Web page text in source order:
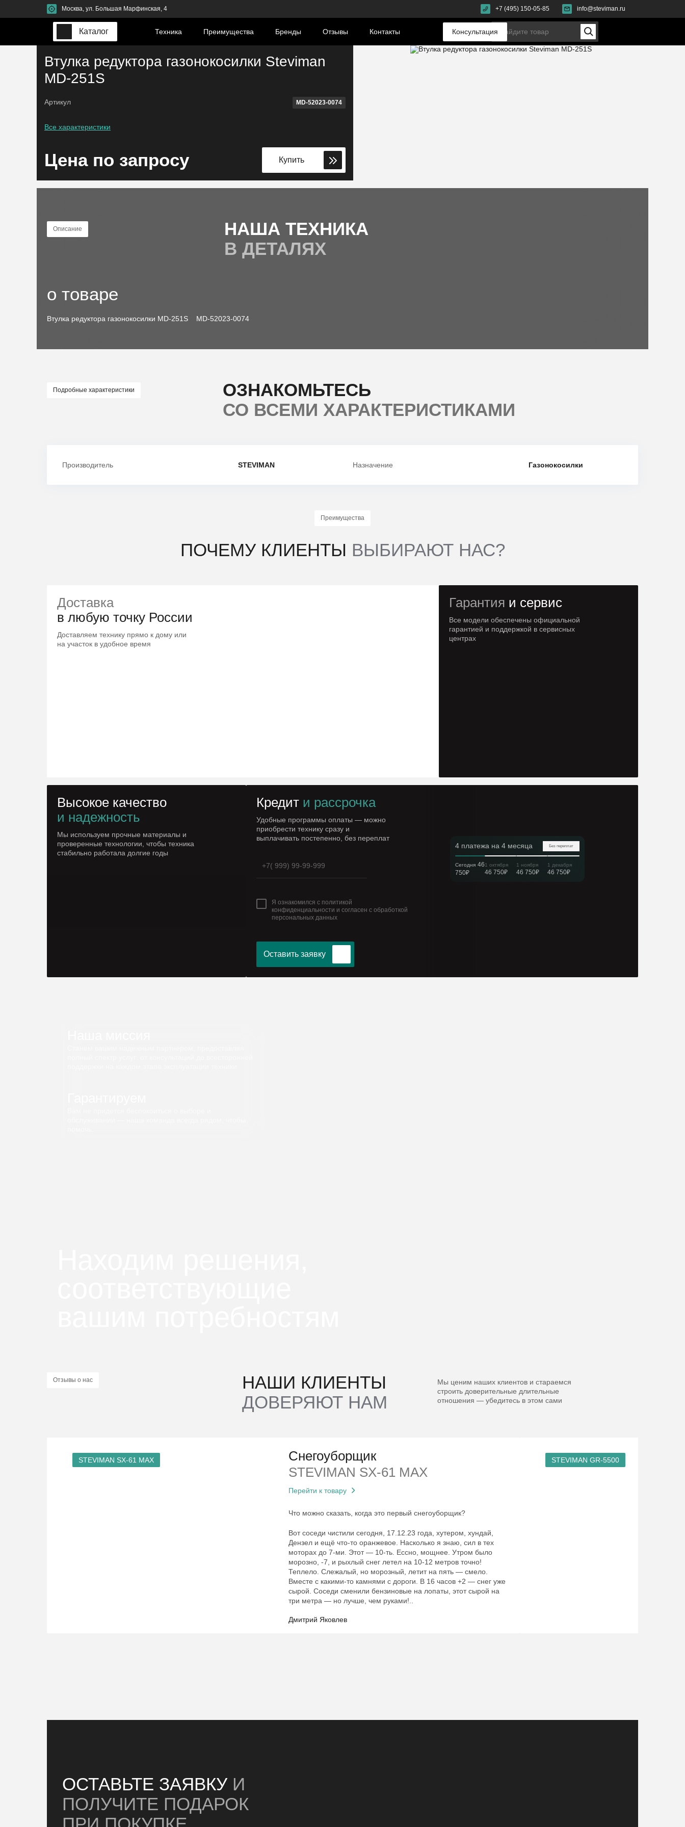
Москва, ул. Большая Марфинская, 4 +7 (495) 150-05-85 info@steviman.ru
Каталог Техника Преимущества Бренды Отзывы Контакты Консультация
Втулка редуктора газонокосилки Steviman
MD-251S
Артикул MD-52023-0074
Все характеристики
Цена по запросу Купить
Описание
НАША ТЕХНИКА
В ДЕТАЛЯХ
о товаре
Втулка редуктора газонокосилки MD-251S MD-52023-0074
Подробные характеристики
ОЗНАКОМЬТЕСЬ
СО ВСЕМИ ХАРАКТЕРИСТИКАМИ
Производитель STEVIMAN Назначение Газонокосилки
Преимущества
ПОЧЕМУ КЛИЕНТЫ ВЫБИРАЮТ НАС?
Доставка
в любую точку России
Доставляем технику прямо к дому или
на участок в удобное время
Гарантия и сервис
Все модели обеспечены официальной
гарантией и поддержкой в сервисных
центрах
Высокое качество
и надежность
Мы используем прочные материалы и
проверенные технологии, чтобы техника
стабильно работала долгие годы
Кредит и рассрочка
Удобные программы оплаты — можно
приобрести технику сразу и
выплачивать постепенно, без переплат
Я ознакомился с политикой
конфиденциальности и согласен с обработкой
персональных данных
Оставить заявку
4 платежа на 4 месяца Без переплат
Сегодня 46
750₽
1 октября
46 750₽
1 ноября
46 750₽
1 декабря
46 750₽
Отзывы о нас
НАШИ КЛИЕНТЫ
ДОВЕРЯЮТ НАМ
Мы ценим наших клиентов и стараемся
строить доверительные длительные
отношения — убедитесь в этом сами
Снегоуборщик
STEVIMAN SX-61 MAX
Перейти к товару
Что можно сказать, когда это первый снегоуборщик?
Вот соседи чистили сегодня, 17.12.23 года, хутером, хундай,
Дензел и ещё что-то оранжевое. Насколько я знаю, сил в тех
моторах до 7-ми. Этот — 10-ть. Ессно, мощнее. Утром было
морозно, -7, и рыхлый снег летел на 10-12 метров точно!
Теплело. Слежалый, но морозный, летит на пять — смело.
Вместе с какими-то камнями с дороги. В 16 часов +2 — снег уже
сырой. Соседи сменили бензиновые на лопаты, этот сырой на
три метра — но лучше, чем руками!..
Дмитрий Яковлев
STEVIMAN SX-61 MAX STEVIMAN GR-5500
ОСТАВЬТЕ ЗАЯВКУ И
ПОЛУЧИТЕ ПОДАРОК